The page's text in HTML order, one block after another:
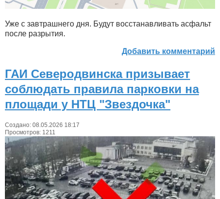
Уже с завтрашнего дня. Будут восстанавливать асфальт
после разрытия.
Добавить комментарий
ГАИ Северодвинска призывает
соблюдать правила парковки на
площади у НТЦ "Звездочка"
Создано: 08.05.2026 18:17
Просмотров: 1211